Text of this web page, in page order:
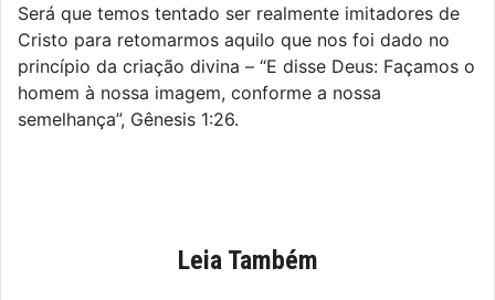
Será que temos tentado ser realmente imitadores de
Cristo para retomarmos aquilo que nos foi dado no
princípio da criação divina – “E disse Deus: Façamos o
homem à nossa imagem, conforme a nossa
semelhança”, Gênesis 1:26.
Leia Também